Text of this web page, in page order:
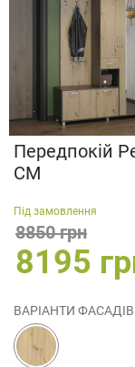
Передпокій
СМ
Під замовлення
8195
8850 грн
ВАРІАНТИ ФАСАДІВ